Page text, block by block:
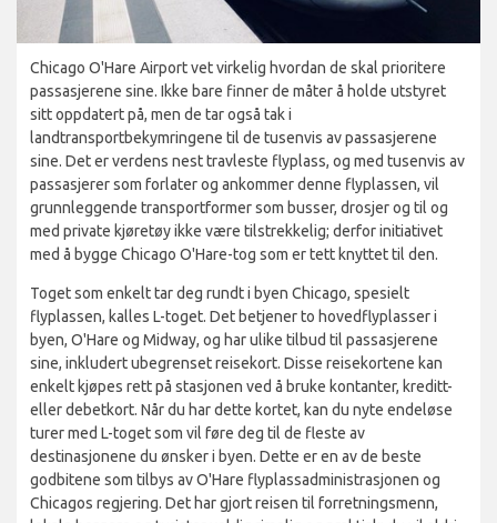
Chicago O'Hare Airport vet virkelig hvordan de skal prioritere
passasjerene sine. Ikke bare finner de måter å holde utstyret
sitt oppdatert på, men de tar også tak i
landtransportbekymringene til de tusenvis av passasjerene
sine. Det er verdens nest travleste flyplass, og med tusenvis av
passasjerer som forlater og ankommer denne flyplassen, vil
grunnleggende transportformer som busser, drosjer og til og
med private kjøretøy ikke være tilstrekkelig; derfor initiativet
med å bygge Chicago O'Hare-tog som er tett knyttet til den.
Toget som enkelt tar deg rundt i byen Chicago, spesielt
flyplassen, kalles L-toget. Det betjener to hovedflyplasser i
byen, O'Hare og Midway, og har ulike tilbud til passasjerene
sine, inkludert ubegrenset reisekort. Disse reisekortene kan
enkelt kjøpes rett på stasjonen ved å bruke kontanter, kreditt-
eller debetkort. Når du har dette kortet, kan du nyte endeløse
turer med L-toget som vil føre deg til de fleste av
destinasjonene du ønsker i byen. Dette er en av de beste
godbitene som tilbys av O'Hare flyplassadministrasjonen og
Chicagos regjering. Det har gjort reisen til forretningsmenn,